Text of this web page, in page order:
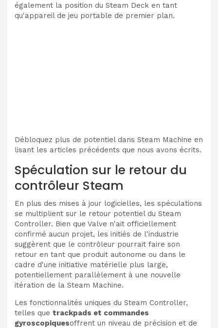
également la position du Steam Deck en tant
qu'appareil de jeu portable de premier plan.
Débloquez plus de potentiel dans Steam Machine en
lisant les articles précédents que nous avons écrits.
Spéculation sur le retour du
contrôleur Steam
En plus des mises à jour logicielles, les spéculations
se multiplient sur le retour potentiel du Steam
Controller. Bien que Valve n'ait officiellement
confirmé aucun projet, les initiés de l'industrie
suggèrent que le contrôleur pourrait faire son
retour en tant que produit autonome ou dans le
cadre d'une initiative matérielle plus large,
potentiellement parallèlement à une nouvelle
itération de la Steam Machine.
Les fonctionnalités uniques du Steam Controller,
telles que trackpads et commandes
gyroscopiquesoffrent un niveau de précision et de